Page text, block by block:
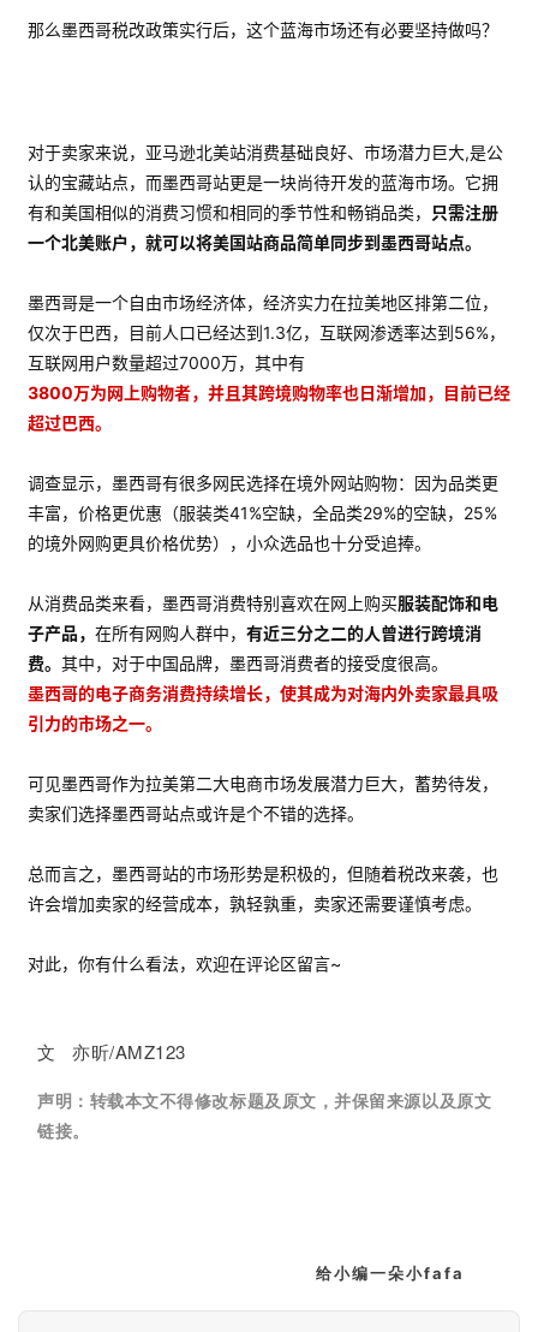
战
案
例
拆
解
操
盘
手
C
l
b
干
货
选
那么墨西哥税改政策实行后，这个蓝海市场还有必要坚持做吗？
对于卖家来说，亚马逊北美站消费基础良好、市场潜力巨大,是公
认的宝藏站点，而墨西哥站更是一块尚待开发的蓝海市场。它拥
有和美国相似的消费习惯和相同的季节性和畅销品类，
只需注册
一个北美账户，就可以将美国站商品简单同步到墨西哥站点。
墨西哥是一个自由市场经济体，经济实力在拉美地区排第二位，
仅次于巴西，目前人口已经达到1.3亿，互联网渗透率达到56%，
互联网用户数量超过7000万，其中有
3800万为网上购物者，并且其跨境购物率也日渐增加，目前已经
超过巴西。
调查显示，墨西哥有很多网民选择在境外网站购物：因为品类更
丰富，价格更优惠（服装类41%空缺，全品类29%的空缺，25%
的境外网购更具价格优势），小众选品也十分受追捧。
从消费品类来看，墨西哥消费特别喜欢在网上购买服装配饰和电
子产品， 在所有网购人群中， 有近三分之二的人曾进行跨境消
费。 其中，对于中国品牌，墨西哥消费者的接受度很高。
墨西哥的电子商务消费持续增长，使其成为对海内外卖家最具吸
引力的市场之一。
可见墨西哥作为拉美第二大电商市场发展潜力巨大，蓄势待发，
卖家们选择墨西哥站点或许是个不错的选择。
总而言之，墨西哥站的市场形势是积极的，但随着税改来袭，也
许会增加卖家的经营成本，孰轻孰重，卖家还需要谨慎考虑。
对此，你有什么看法，欢迎在评论区留言~
文 亦昕/AMZ123
声明： 转载本文不得修改标题及原文，并保留来源以及原文
链接。
给小编一朵小fafa